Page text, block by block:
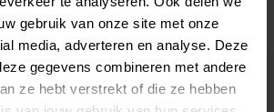
gebruik van onze site met onze
media, adverteren en analyse. Deze
gegevens combineren met andere
ze hebt verstrekt of die ze hebben